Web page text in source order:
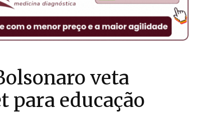
veta
para educação